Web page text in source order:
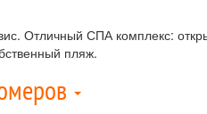
Отличный СПА комплекс:
пляж.